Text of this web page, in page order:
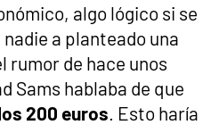
algo lógico si se
a planteado una
rumor de hace unos
Sams hablaba de que
200 euros . Esto haría